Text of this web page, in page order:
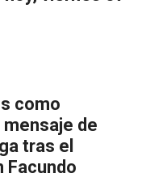
como
mensaje de
tras el
Facundo